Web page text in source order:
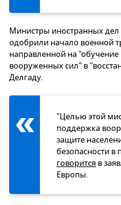
Министры иностранных
одобрили начало военной
направленной на
вооруженных сил" в
Делгаду.
"Целью этой
поддержка
защите
безопасности в
говорится в
Европы.